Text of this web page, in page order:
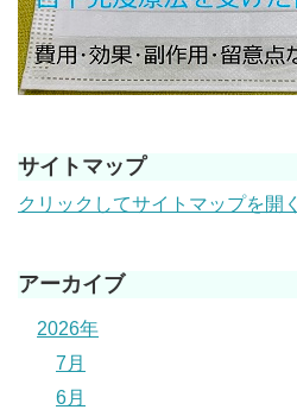
サイトマップ
クリックしてサイトマップを開く
アーカイブ
2026年
7月
6月